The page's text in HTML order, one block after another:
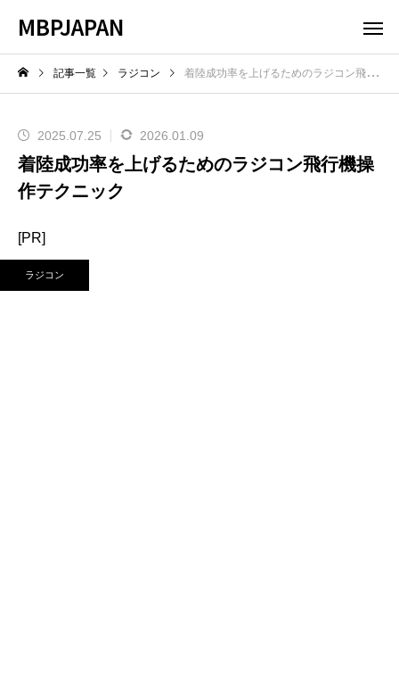
MBPJAPAN
記事一覧 ラジコン 着陸成功率を上げるためのラジコン飛行機操作テクニック
2025.07.25 2026.01.09
着陸成功率を上げるためのラジコン飛行機操
作テクニック
[PR]
ラジコン